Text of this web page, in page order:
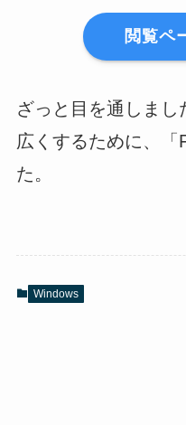
閲覧ペ
ざっと目を通しま
広くするために、「
た。
Windows